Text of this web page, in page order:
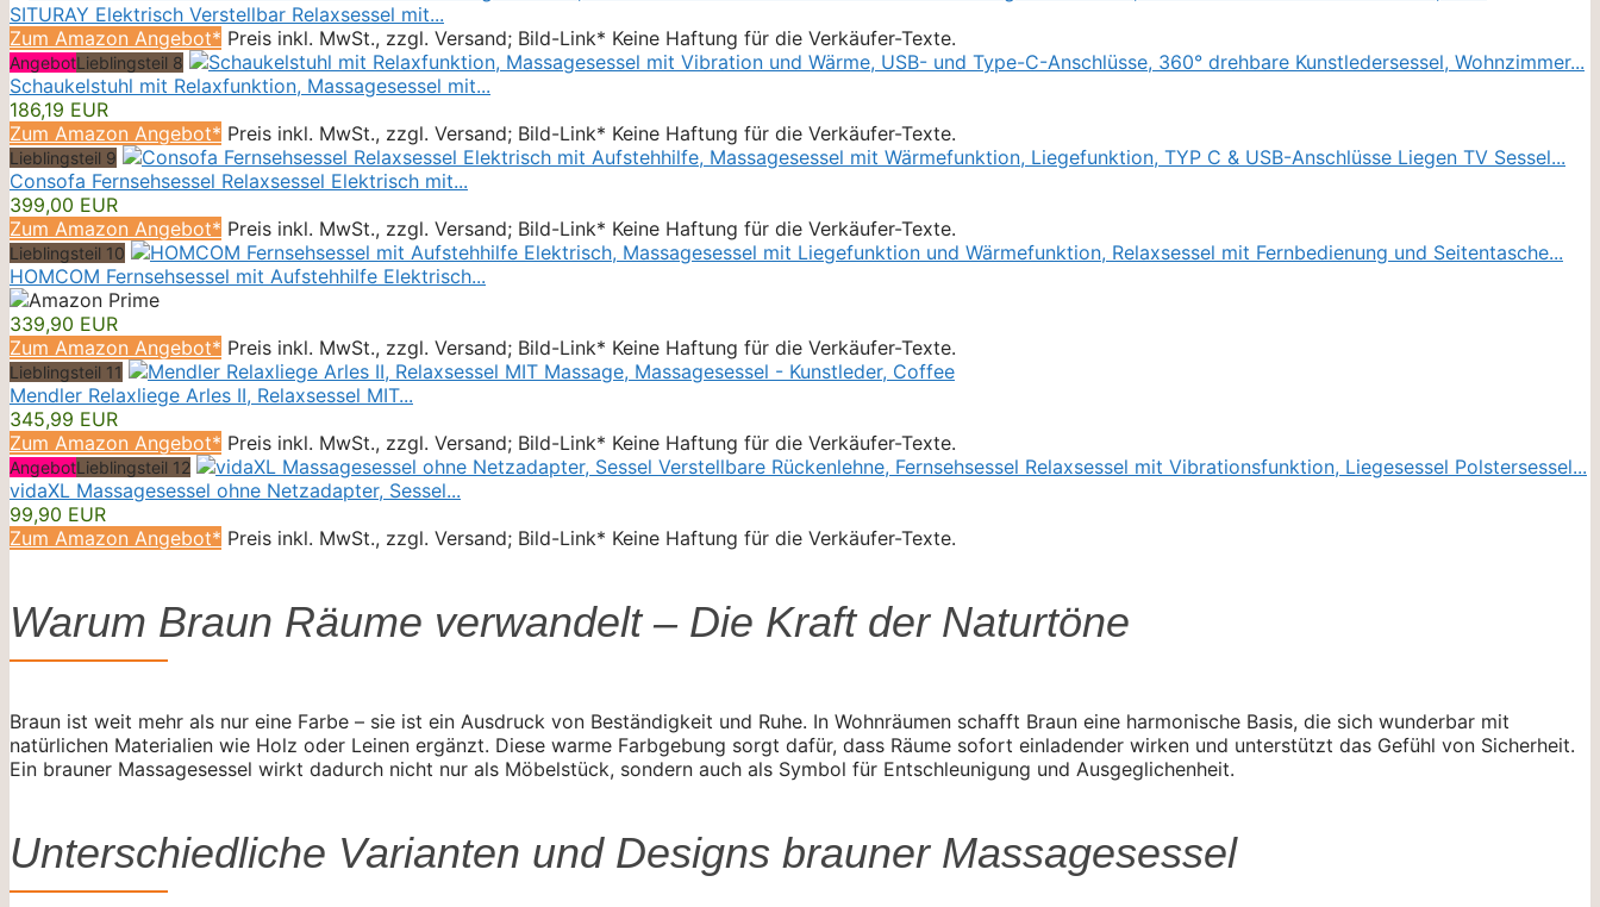
SITURAY Elektrisch Verstellbar Relaxsessel mit...
Zum Amazon Angebot* Preis inkl. MwSt., zzgl. Versand; Bild-Link* Keine Haftung für die Verkäufer-Texte.
AngebotLieblingsteil 8
Schaukelstuhl mit Relaxfunktion, Massagesessel mit...
186,19 EUR
Zum Amazon Angebot* Preis inkl. MwSt., zzgl. Versand; Bild-Link* Keine Haftung für die Verkäufer-Texte.
Lieblingsteil 9
Consofa Fernsehsessel Relaxsessel Elektrisch mit...
399,00 EUR
Zum Amazon Angebot* Preis inkl. MwSt., zzgl. Versand; Bild-Link* Keine Haftung für die Verkäufer-Texte.
Lieblingsteil 10
HOMCOM Fernsehsessel mit Aufstehhilfe Elektrisch...
339,90 EUR
Zum Amazon Angebot* Preis inkl. MwSt., zzgl. Versand; Bild-Link* Keine Haftung für die Verkäufer-Texte.
Lieblingsteil 11
Mendler Relaxliege Arles II, Relaxsessel MIT...
345,99 EUR
Zum Amazon Angebot* Preis inkl. MwSt., zzgl. Versand; Bild-Link* Keine Haftung für die Verkäufer-Texte.
AngebotLieblingsteil 12
vidaXL Massagesessel ohne Netzadapter, Sessel...
99,90 EUR
Zum Amazon Angebot* Preis inkl. MwSt., zzgl. Versand; Bild-Link* Keine Haftung für die Verkäufer-Texte.
Warum Braun Räume verwandelt – Die Kraft der Naturtöne
Braun ist weit mehr als nur eine Farbe – sie ist ein Ausdruck von Beständigkeit und Ruhe. In Wohnräumen schafft Braun eine harmonische Basis, die sich wunderbar mit
natürlichen Materialien wie Holz oder Leinen ergänzt. Diese warme Farbgebung sorgt dafür, dass Räume sofort einladender wirken und unterstützt das Gefühl von Sicherheit.
Ein brauner Massagesessel wirkt dadurch nicht nur als Möbelstück, sondern auch als Symbol für Entschleunigung und Ausgeglichenheit.
Unterschiedliche Varianten und Designs brauner Massagesessel